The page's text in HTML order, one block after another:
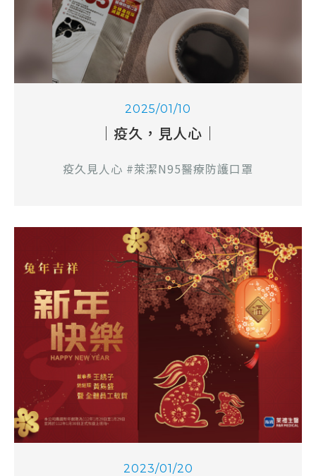
最新消息
展覽資訊
媒體報導
2025/01/10
｜疫久，見人心｜
疫久見人心 #萊潔N95醫療防護口罩
2023/01/20